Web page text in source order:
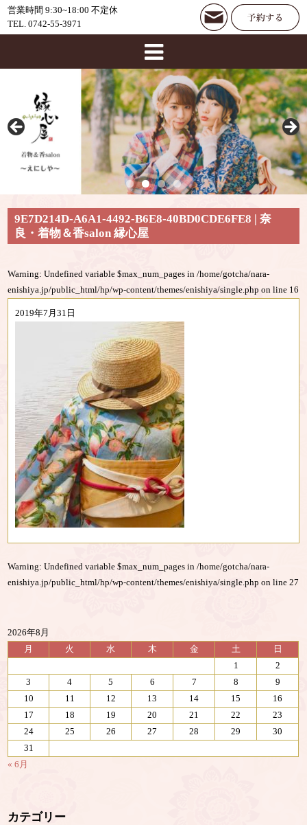
営業時間 9:30~18:00 不定休
TEL. 0742-55-3971
9E7D214D-A6A1-4492-B6E8-40BD0CDE6FE8 | 奈
良・着物＆香salon 縁心屋
Warning: Undefined variable $max_num_pages in/home/gotcha/nara-
enishiya.jp/public_html/hp/wp-content/themes/enishiya/single.php on line 16
2019年7月31日
Warning: Undefined variable $max_num_pages in/home/gotcha/nara-
enishiya.jp/public_html/hp/wp-content/themes/enishiya/single.php on line27
2026年8月
月
火 水 木 金 土
日
1
2
3
4 5 6 7 8
9
10
11 12 13 14 15
16
17
18 19 20 21 22
23
24
25 26 27 28 29
30
31
« 6月
カテゴリー